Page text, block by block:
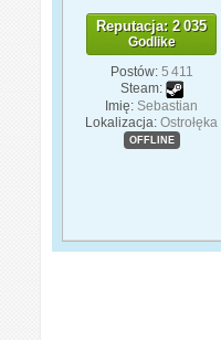
Reputacja: 2 035
Godlike
Postów: 5 411
Steam:
Imię: Sebastian
Lokalizacja: Ostrołęka
OFFLINE